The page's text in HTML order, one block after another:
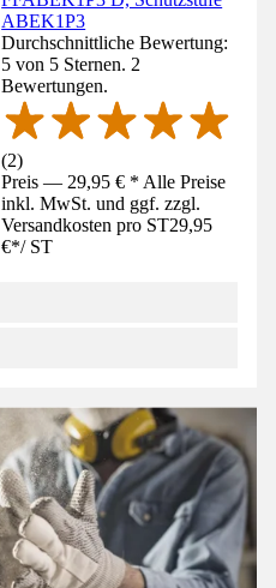
ABEK1P3
Durchschnittliche Bewertung:
5 von 5 Sternen. 2
Bewertungen.
(2)
Preis — 29,95 € * Alle Preise
inkl. MwSt. und ggf. zzgl.
Versandkosten pro ST29,95
€*/ ST